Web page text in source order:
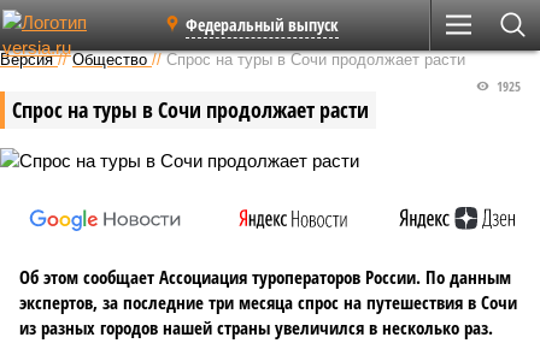
Федеральный выпуск
Версия //Общество //Спрос на туры в Сочи продолжает расти
Спрос на туры в Сочи продолжает расти
1925
Об этом сообщает Ассоциация туроператоров России. По данным
экспертов, за последние три месяца спрос на путешествия в Сочи
из разных городов нашей страны увеличился в несколько раз.